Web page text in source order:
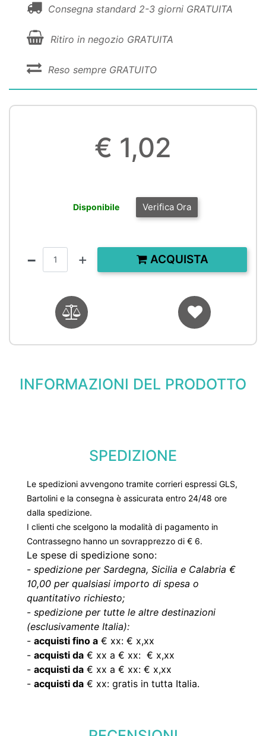
Consegna standard 2-3 giorni GRATUITA
Ritiro in negozio GRATUITA
Reso sempre GRATUITO
€ 1,02
Verifica Ora
Disponibile
QuantitàACQUISTA
INFORMAZIONI DEL PRODOTTO
SPEDIZIONE
Le spedizioni avvengono tramite corrieri espressi GLS,
Bartolini e la consegna è assicurata entro 24/48 ore
dalla spedizione.
I clienti che scelgono la modalità di pagamento in
Contrassegno hanno un sovrapprezzo di € 6.
Le spese di spedizione sono:
- spedizione per Sardegna, Sicilia e Calabria €
10,00 per qualsiasi importo di spesa o
quantitativo richiesto;
- spedizione per tutte le altre destinazioni
(esclusivamente Italia):
- acquisti fino a € xx: € x,xx
- acquisti da € xx a € xx: € x,xx
- acquisti da € xx a € xx: € x,xx
- acquisti da € xx: gratis in tutta Italia.